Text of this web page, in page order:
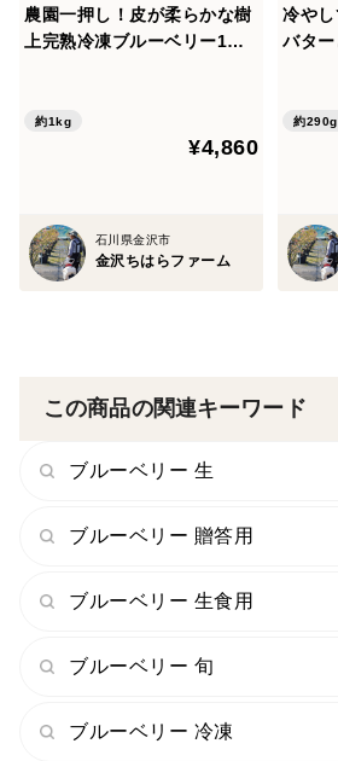
農園一押し！皮が柔らかな樹
上完熟冷凍ブルーベリー1ｋg
約1kg
¥4,860
石川県金沢市
金沢ちはらファーム
冷や
バター
約290g
この商品の関連キーワード
ブルーベリー 生
ブルーベリー 贈答用
ブルーベリー 生食用
ブルーベリー 旬
ブルーベリー 冷凍